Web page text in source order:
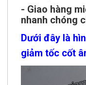
- Giao hàng
nhanh chóng
Dưới đây là
giảm tốc cốt